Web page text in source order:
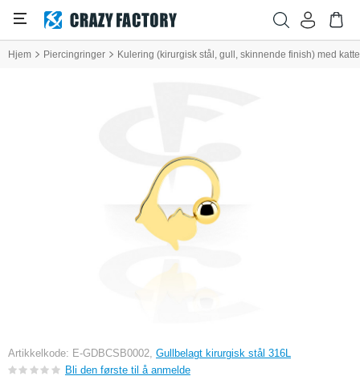
Hjem Piercingringer Kulering (kirurgisk stål, gull, skinnende finish) med
Artikkelkode: E-GDBCSB0002, Gullbelagt kirurgisk stål 316L
Bli den første til å anmelde